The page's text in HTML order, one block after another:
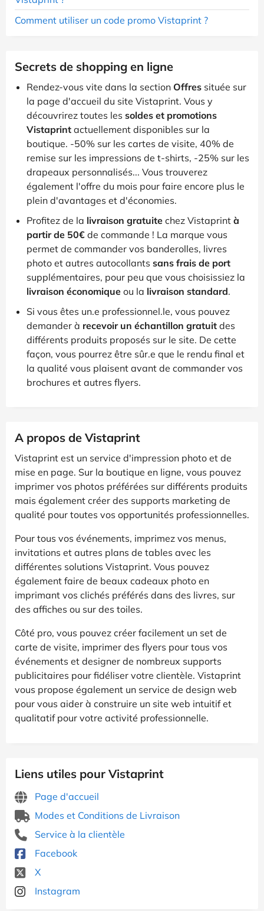
Comment utiliser un code promo Vistaprint ?
Secrets de shopping en ligne
Rendez-vous vite dans la section Offres située sur
la page d'accueil du site Vistaprint. Vous y
découvrirez toutes les soldes et promotions
Vistaprint actuellement disponibles sur la
boutique. -50% sur les cartes de visite, 40% de
remise sur les impressions de t-shirts, -25% sur les
drapeaux personnalisés... Vous trouverez
également l'offre du mois pour faire encore plus le
plein d'avantages et d'économies.
Profitez de la livraison gratuite chez Vistaprint à
partir de 50€ de commande ! La marque vous
permet de commander vos banderolles, livres
photo et autres autocollants sans frais de port
supplémentaires, pour peu que vous choisissiez la
livraison économique ou la livraison standard.
Si vous êtes un.e professionnel.le, vous pouvez
demander à recevoir un échantillon gratuit des
différents produits proposés sur le site. De cette
façon, vous pourrez être sûr.e que le rendu final et
la qualité vous plaisent avant de commander vos
brochures et autres flyers.
A propos de Vistaprint
Vistaprint est un service d'impression photo et de
mise en page. Sur la boutique en ligne, vous pouvez
imprimer vos photos préférées sur différents produits
mais également créer des supports marketing de
qualité pour toutes vos opportunités professionnelles.
Pour tous vos événements, imprimez vos menus,
invitations et autres plans de tables avec les
différentes solutions Vistaprint. Vous pouvez
également faire de beaux cadeaux photo en
imprimant vos clichés préférés dans des livres, sur
des affiches ou sur des toiles.
Côté pro, vous pouvez créer facilement un set de
carte de visite, imprimer des flyers pour tous vos
événements et designer de nombreux supports
publicitaires pour fidéliser votre clientèle. Vistaprint
vous propose également un service de design web
pour vous aider à construire un site web intuitif et
qualitatif pour votre activité professionnelle.
Liens utiles pour Vistaprint
Page d'accueil
Modes et Conditions de Livraison
Service à la clientèle
Facebook
X
Instagram